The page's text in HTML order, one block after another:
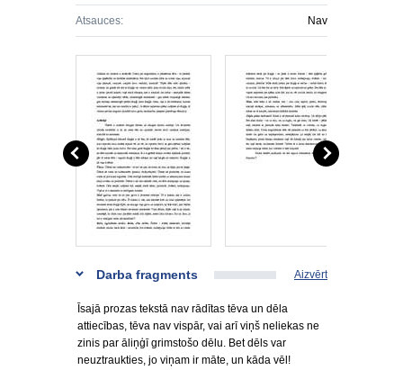
Atsauces: Nav
Darba fragments Aizvērt
Īsajā prozas tekstā nav rādītas tēva un dēla
attiecības, tēva nav vispār, vai arī viņš neliekas ne
zinis par āliņģī grimstošo dēlu. Bet dēls var
neuztraukties, jo viņam ir māte, un kāda vēl!